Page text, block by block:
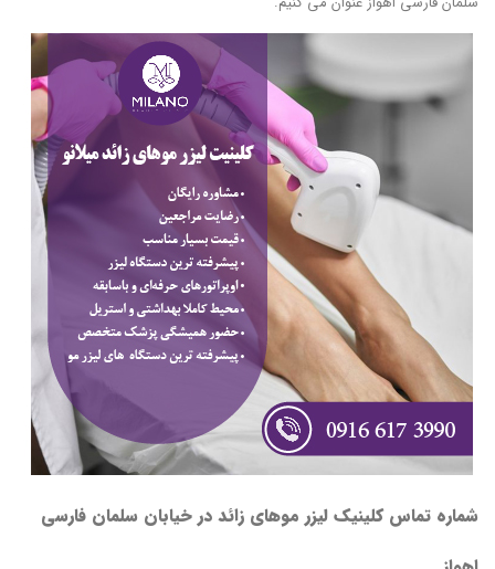
شماره تماس کلینیک لیزر موهای زائد در خیابان سلمان فارسی